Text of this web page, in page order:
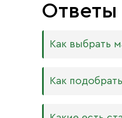
Ответы
Как выбрать
Мы
МДФ.
Как